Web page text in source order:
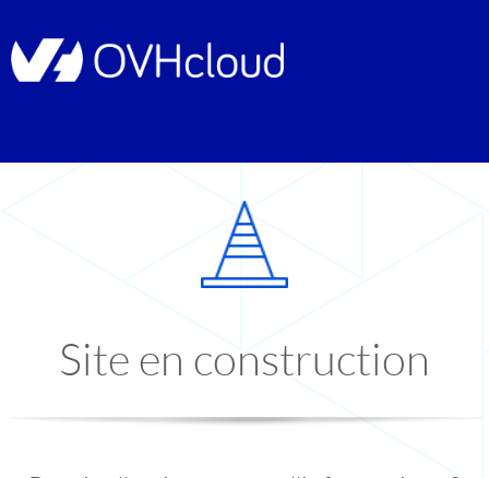
Site en construction